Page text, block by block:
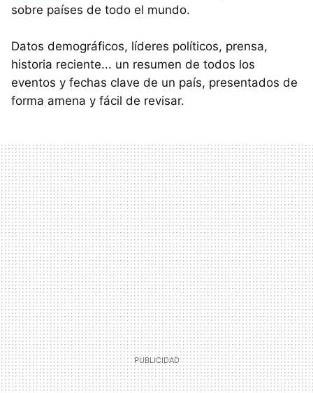
sobre países de todo el mundo.
Datos demográficos, líderes políticos, prensa,
historia reciente... un resumen de todos los
eventos y fechas clave de un país, presentados de
forma amena y fácil de revisar.